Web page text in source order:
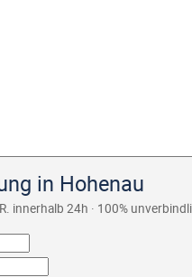
in Hohenau
innerhalb 24h · 100%